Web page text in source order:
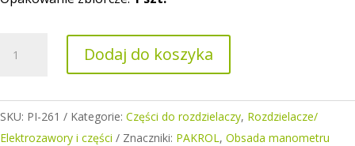
Obsada
12x1,5
Dodaj do koszyka
SKU: PI-261 Kategorie: Części do rozdzielaczy, Rozdzielacze/
Elektrozawory i części
Znaczniki: PAKROL, Obsada manometru